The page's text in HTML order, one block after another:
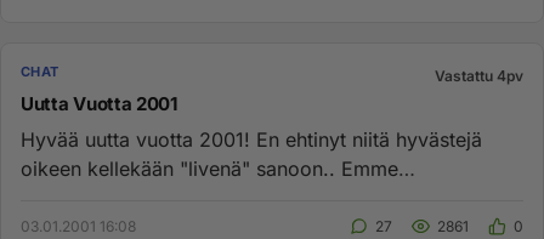
CHAT Vastattu 4pv
Uutta Vuotta 2001
Hyvää uutta vuotta 2001! En ehtinyt niitä hyvästejä
oikeen kellekään "livenä" sanoon.. Emme
03.01.2001 16:08 27 2861 0